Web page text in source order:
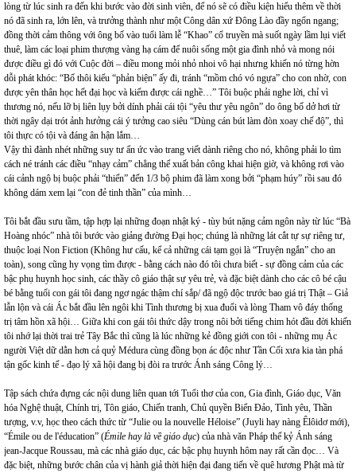
lòng từ lúc sinh ra đến khi bước vào đời sinh viên, để nó sẽ có điều kiện hiểu thêm về thời
nó đã sinh ra, lớn lên, và trưởng thành như một Công dân xứ Đông Lào đầy ngổn ngang;
đồng thời cảm thông với ông bố vào tuổi làm lễ “Khao” cổ truyền mà suốt ngày lầm lụi viết
thuê, làm các loại phim thượng vàng hạ cám để nuôi sống một gia đình nhỏ và mong nói
được điều gì đó với Cuộc đời – điều mong mỏi nhỏ nhoi vô hại nhưng khiến nó từng hờn
dỗi phát khóc: “Bố thôi kiểu “phản biện” ấy đi, tránh “mồm chó vó ngựa” cho con nhờ, con
được yên thân học hết đại học và kiếm được cái nghề…” Tôi buộc phải nghe lời, chỉ vì
thương nó, nếu lỡ bị liên lụy bởi dính phải cái tội “yêu thư yêu ngôn” do ông bố dở hơi từ
thời ngây dại trót ảnh hưởng cái ý tưởng cao siêu “Dùng cán bút làm đòn xoay chế độ”, thì
tôi thực có tội và đáng ân hận lắm…
Vậy thì đành nhét những suy tư ẩn ức vào trang viết dành riêng cho nó, không phải lo tìm
cách né tránh các điều “nhạy cảm” chẳng thể xuất bản công khai hiện giờ, và không rơi vào
cái cảnh ngộ bị buộc phải “thiến” đến 1/3 bộ phim đã làm xong bởi “phạm húy” rồi sau đó
không dám xem lại “con đẻ tinh thần” của mình…
Tôi bắt đầu sưu tầm, tập hợp lại những đoạn nhật ký - tùy bút nặng cảm ngôn này từ lúc “Bà
Hoàng nhóc” nhà tôi bước vào giảng đường Đại học; chúng là những lát cắt tự sự riêng tư,
thuộc loại Non Fiction (Không hư cấu, kể cả những cái tạm gọi là “Truyện ngắn” cho an
toàn), song cũng hy vọng tìm được - bằng cách nào đó tôi chưa biết - sự đồng cảm của các
bậc phụ huynh học sinh, các thầy cô giáo thật sự yêu trẻ, và đặc biệt dành cho các cô bé cậu
bé bằng tuổi con gái tôi đang ngơ ngác thậm chí sắp/ đã ngộ độc trước bao giá trị Thật – Giả
lẫn lộn và cái Ác bắt đầu lên ngôi khi Tình thương bị xua đuổi và lòng Tham vô đáy thống
trị tâm hồn xã hội… Giữa khi con gái tôi thức dậy trong nôi bởi tiếng chim hót đầu đời khiến
tôi nhớ lại thời trai trẻ Tây Bắc thì cũng là lúc những kẻ đồng giới con tôi - những mụ Ác
người Việt dữ dằn hơn cả quỷ Médura cùng đồng bọn ác độc như Tần Cối xưa kia tàn phá
tận gốc kinh tế - đạo lý xã hội đang bị đòi ra trước Ánh sáng Công lý…
Tập sách chứa đựng các nội dung liên quan tới Tuổi thơ của con, Gia đình, Giáo dục, Văn
hóa Nghệ thuật, Chính trị, Tôn giáo, Chiến tranh, Chủ quyền Biển Đảo, Tình yêu, Thần
tượng, v.v, học theo cách thức từ “Julie ou la nouvelle Héloise” (Juyli hay nàng Êlôidơ mới),
“Émile ou de l'éducation” (Émile hay là về giáo dục) của nhà văn Pháp thế kỷ Ánh sáng
jean-Jacque Roussau, mà các nhà giáo dục, các bậc phụ huynh hôm nay rất cần đọc… Và
đặc biệt, những bước chân của vị hành giả thời hiện đại đang tiến về quê hương Phật mà từ